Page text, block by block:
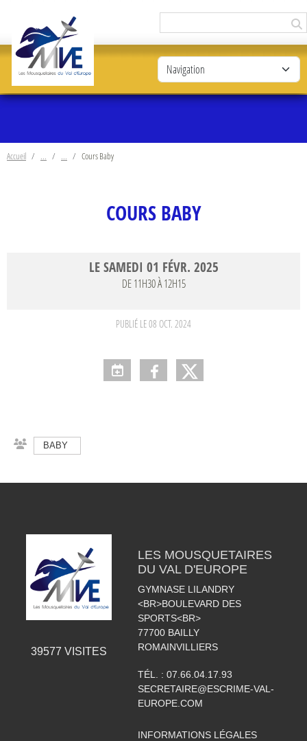
Accueil Cours Baby
COURS BABY
LESAMEDI 01 FÉVR. 2025
DE 11H30 À 12H15
PUBLIÉ LE08 OCT. 2024
BABY
39577 VISITES
LES MOUSQUETAIRES
DU VAL D'EUROPE
GYMNASE LILANDRY
<BR>BOULEVARD DES
SPORTS<BR>
77700 BAILLY
ROMAINVILLIERS
TÉL. : 07.66.04.17.93
SECRETAIRE@ESCRIME-VAL-
EUROPE.COM
INFORMATIONS LÉGALES